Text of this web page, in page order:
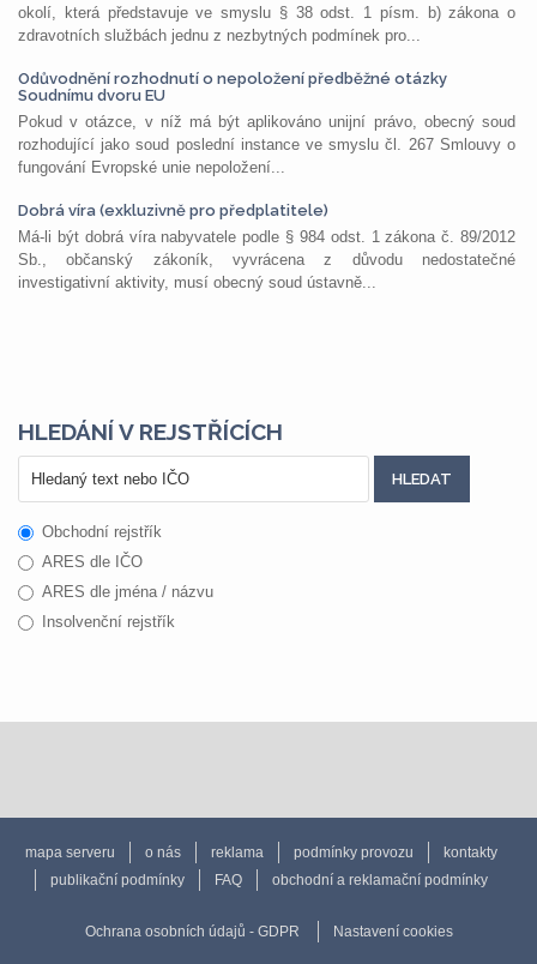
okolí, která představuje ve smyslu § 38 odst. 1 písm. b) zákona o
zdravotních službách jednu z nezbytných podmínek pro...
Odůvodnění rozhodnutí o nepoložení předběžné otázky
Soudnímu dvoru EU
Pokud v otázce, v níž má být aplikováno unijní právo, obecný soud
rozhodující jako soud poslední instance ve smyslu čl. 267 Smlouvy o
fungování Evropské unie nepoložení...
Dobrá víra (exkluzivně pro předplatitele)
Má-li být dobrá víra nabyvatele podle § 984 odst. 1 zákona č. 89/2012
Sb., občanský zákoník, vyvrácena z důvodu nedostatečné
investigativní aktivity, musí obecný soud ústavně...
HLEDÁNÍ V REJSTŘÍCÍCH
Obchodní rejstřík
ARES dle IČO
ARES dle jména / názvu
Insolvenční rejstřík
mapa serveru o nás reklama podmínky provozu
kontakty
publikační podmínky
FAQ obchodní a reklamační podmínky
Ochrana osobních údajů - GDPR Nastavení cookies